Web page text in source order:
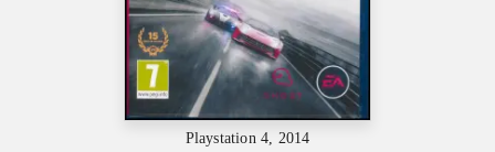
Playstation 4, 2014